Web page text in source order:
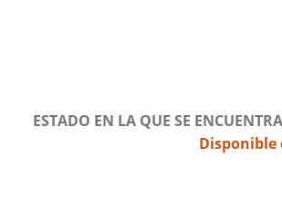
ESTADO EN LA QUE SE
Disponible